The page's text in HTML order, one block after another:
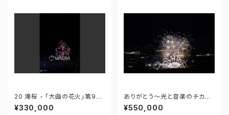
20 滝桜 - 「大曲の花火」第96
回全国花火競技大会 - 172558
419995110
¥330,000
ありがとう～光と音楽のチカラ
～ - 大曲の花火―春の章―「新
作花火コレクション2024 世界
¥550,000